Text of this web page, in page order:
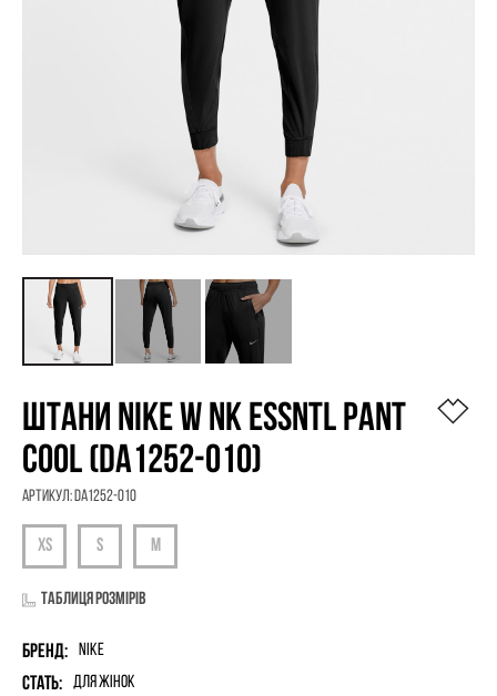
ШТАНИ NIKE W NK ESSNTL PANT
COOL (DA1252-010)
Артикул:DA1252-010
Таблиця розмірів
Бренд: Nike
Стать: для жінок